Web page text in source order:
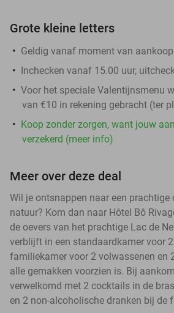
Grote kleine letters
Geldig vanaf moment van
Inchecken vanaf 15.00 uur,
Voor het speciale Valentijnsmenu
van €10 in rekening gebracht (ter
Koop zonder zorgen, want jouw
verzekerd (meer info)
Meer over deze deal
Wil je ontsnappen naar een prachtige
natuur? Kom dan naar Hôtel Bô
de oevers van het prachtige Lac de
verblijft in een standaardkamer voor
familiekamer voor 2 volwassenen en
alle gemakken voorzien is. Bij
verwelkomd met 2 cocktails in de
en 2 non-alcoholische dranken bij de